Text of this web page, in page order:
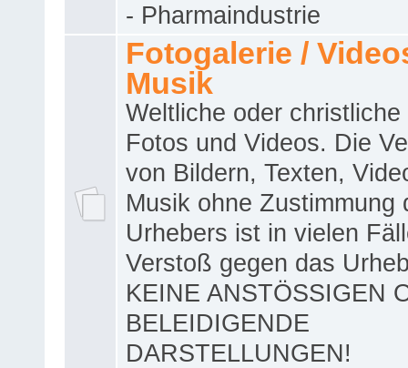
- Pharmaindustrie
Fotogalerie /
Musik
Weltliche oder christliche
Fotos und Videos. Die
von Bildern, Texten,
Musik ohne Zustimmung
Urhebers ist in vielen
Verstoß gegen das
KEINE ANSTÖSSIGEN
BELEIDIGENDE
DARSTELLUNGEN!